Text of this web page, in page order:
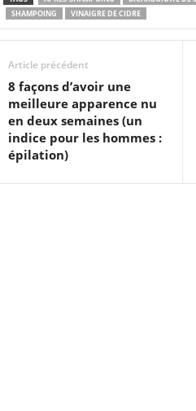
SHAMPOING
VINAIGRE DE CIDRE
Article précédent
8 façons d’avoir une
meilleure apparence nu
en deux semaines (un
indice pour les hommes :
épilation)